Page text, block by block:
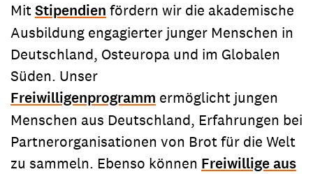
MitStipendien fördern wir die akademische
Ausbildung engagierter junger Menschen in
Deutschland, Osteuropa und im Globalen
Süden. Unser
Freiwilligenprogramm ermöglicht jungen
Menschen aus Deutschland, Erfahrungen bei
Partnerorganisationen von Brot für die Welt
zu sammeln. Ebenso können Freiwillige aus